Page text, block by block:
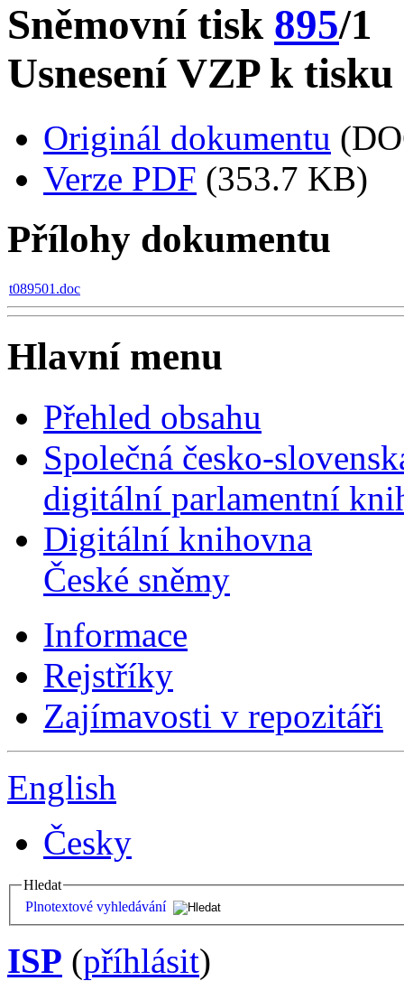
Sněmovní tisk 895/1
Usnesení VZP k tisku
Originál dokumentu
Verze PDF (353.7 KB)
Přílohy dokumentu
t089501.doc
Hlavní menu
Přehled obsahu
Společná česko-
digitální parlamentní
Digitální knihovna
České sněmy
Informace
Rejstříky
Zajímavosti v repozitáři
English
Česky
Hledat
Plnotextové vyhledávání
ISP (příhlásit)